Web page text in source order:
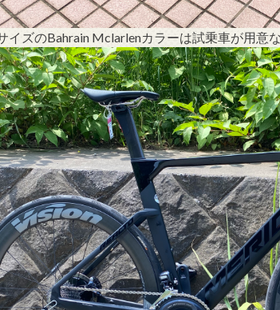
イズのBahrain Mclarlenカラーは試乗車が用意